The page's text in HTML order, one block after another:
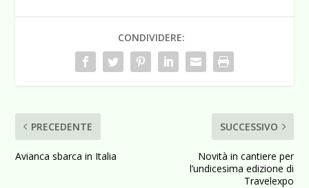
CONDIVIDERE:
PRECEDENTE
Avianca sbarca in Italia
SUCCESSIVO
Novità in cantiere per
l’undicesima edizione di
Travelexpo